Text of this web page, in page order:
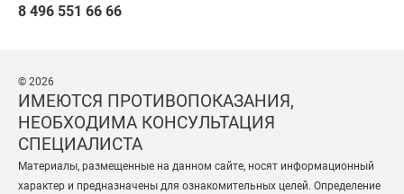
8 496 551 66 66
© 2026
ИМЕЮТСЯ ПРОТИВОПОКАЗАНИЯ,
НЕОБХОДИМА КОНСУЛЬТАЦИЯ
СПЕЦИАЛИСТА
Материалы, размещенные на данном сайте, носят информационный
характер и предназначены для ознакомительных целей. Определение